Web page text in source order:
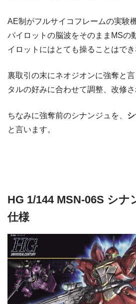
AE制がフルサイコフレームの実験
パイロットの脳波をそのままMSの
イロットにはとても操ることはでき
裏取引の末にネオジオンに強奪と
タルの好みに合わせて調整、改修さ
ちなみに強奪前のシナンジュを、
と言います。
HG 1/144 MSN-06S シナ
仕様